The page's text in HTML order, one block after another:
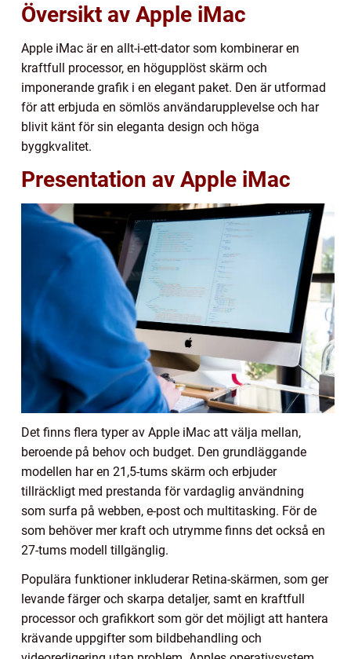
Översikt av Apple iMac
Apple iMac är en allt-i-ett-dator som kombinerar en
kraftfull processor, en högupplöst skärm och
imponerande grafik i en elegant paket. Den är utformad
för att erbjuda en sömlös användarupplevelse och har
blivit känt för sin eleganta design och höga
byggkvalitet.
Presentation av Apple iMac
Det finns flera typer av Apple iMac att välja mellan,
beroende på behov och budget. Den grundläggande
modellen har en 21,5-tums skärm och erbjuder
tillräckligt med prestanda för vardaglig användning
som surfa på webben, e-post och multitasking. För de
som behöver mer kraft och utrymme finns det också en
27-tums modell tillgänglig.
Populära funktioner inkluderar Retina-skärmen, som ger
levande färger och skarpa detaljer, samt en kraftfull
processor och grafikkort som gör det möjligt att hantera
krävande uppgifter som bildbehandling och